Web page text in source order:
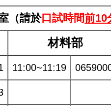
（請於口試時間前10
材料部
11:00~11:19